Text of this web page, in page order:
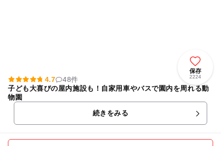
保存
2224
4.7
48件
子ども大喜びの屋内施設も！自家用車やバスで園内を周れる動
物園
続きをみる